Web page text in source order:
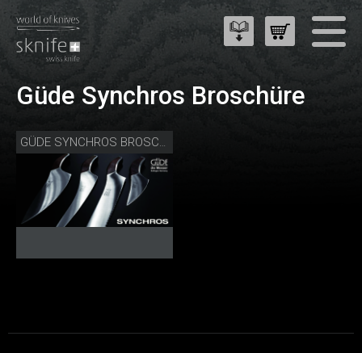
Güde Synchros Broschüre
GÜDE SYNCHROS BROSCHÜRE